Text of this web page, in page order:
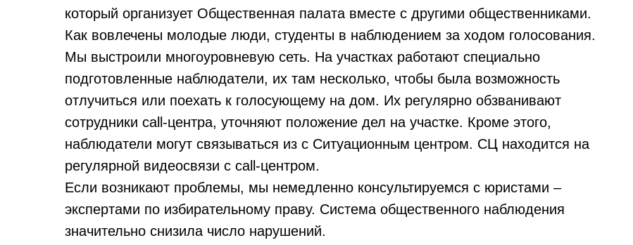
который организует Общественная палата вместе с другими общественниками.
Как вовлечены молодые люди, студенты в наблюдением за ходом голосования.
Мы выстроили многоуровневую сеть. На участках работают специально
подготовленные наблюдатели, их там несколько, чтобы была возможность
отлучиться или поехать к голосующему на дом. Их регулярно обзванивают
сотрудники call-центра, уточняют положение дел на участке. Кроме этого,
наблюдатели могут связываться из с Ситуационным центром. СЦ находится на
регулярной видеосвязи с call-центром.
Если возникают проблемы, мы немедленно консультируемся с юристами –
экспертами по избирательному праву. Система общественного наблюдения
значительно снизила число нарушений.